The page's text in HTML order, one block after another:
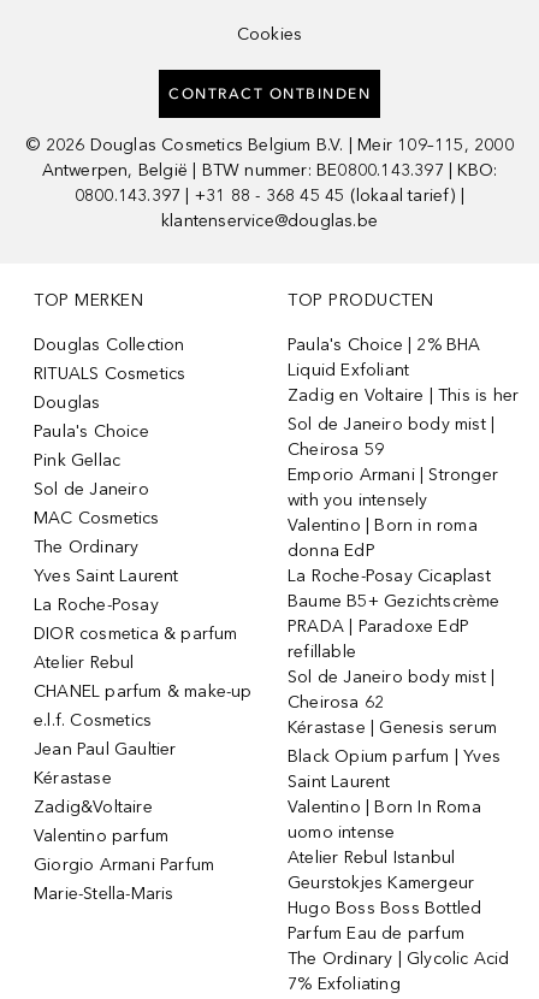
Cookies
CONTRACT ONTBINDEN
© 2026 Douglas Cosmetics Belgium B.V. | Meir 109–115, 2000
Antwerpen, België | BTW nummer: BE0800.143.397 | KBO:
0800.143.397 | +31 88 - 368 45 45 (lokaal tarief) |
klantenservice@douglas.be
TOP MERKEN
Douglas Collection
RITUALS Cosmetics
Douglas
Paula's Choice
Pink Gellac
Sol de Janeiro
MAC Cosmetics
The Ordinary
Yves Saint Laurent
La Roche-Posay
DIOR cosmetica & parfum
Atelier Rebul
CHANEL parfum & make-up
e.l.f. Cosmetics
Jean Paul Gaultier
Kérastase
Zadig&Voltaire
Valentino parfum
Giorgio Armani Parfum
Marie-Stella-Maris
TOP PRODUCTEN
Paula's Choice | 2% BHA
Liquid Exfoliant
Zadig en Voltaire | This is her
Sol de Janeiro body mist |
Cheirosa 59
Emporio Armani | Stronger
with you intensely
Valentino | Born in roma
donna EdP
La Roche-Posay Cicaplast
Baume B5+ Gezichtscrème
PRADA | Paradoxe EdP
refillable
Sol de Janeiro body mist |
Cheirosa 62
Kérastase | Genesis serum
Black Opium parfum | Yves
Saint Laurent
Valentino | Born In Roma
uomo intense
Atelier Rebul Istanbul
Geurstokjes Kamergeur
Hugo Boss Boss Bottled
Parfum Eau de parfum
The Ordinary | Glycolic Acid
7% Exfoliating